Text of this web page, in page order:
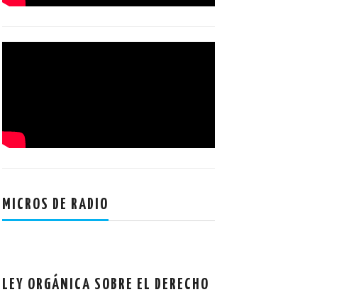
MICROS DE RADIO
LEY ORGÁNICA SOBRE EL DERECHO